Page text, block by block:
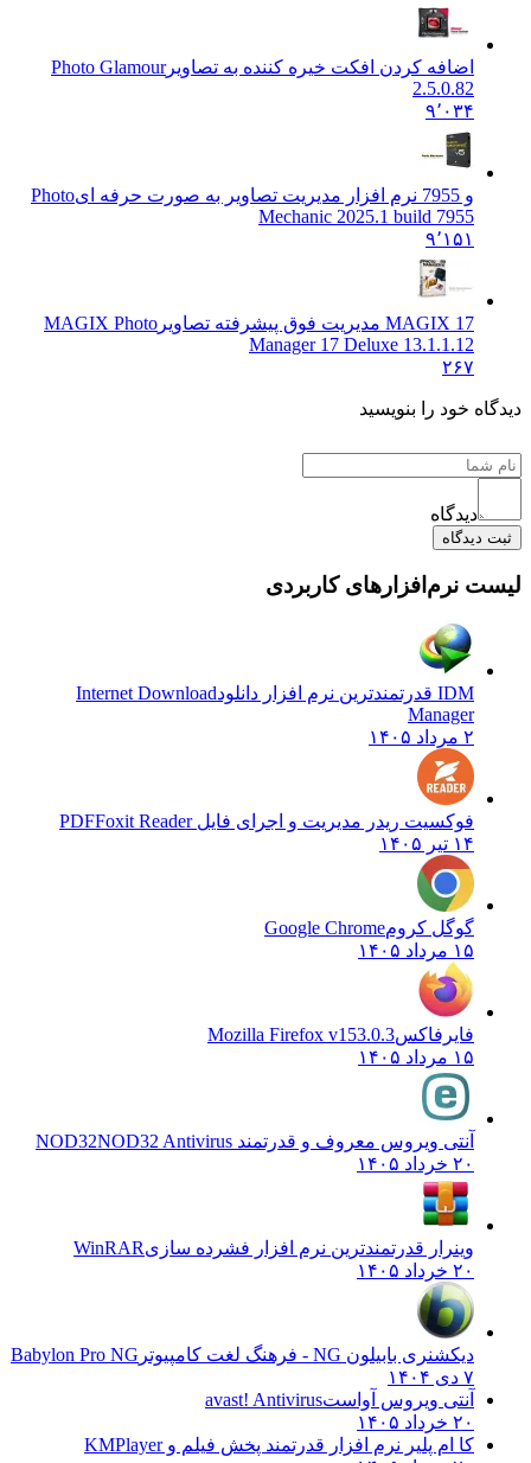
اضافه کردن افکت خیره کننده به تصاویرPhoto Glamour
2.5.0.82
۹٬۰۳۴
و 7955 نرم افزار مدیریت تصاویر به صورت حرفه ای
Photo
Mechanic 2025.1 build 7955
۹٬۱۵۱
MAGIX 17 مدیریت فوق پیشرفته تصاویر
MAGIX Photo
Manager 17 Deluxe 13.1.1.12
۲۶۷
دیدگاه خود را بنویسید
دیدگاه
ثبت دیدگاه
لیست نرم‌افزارهای کاربردی
IDM قدرتمندترین نرم افزار دانلود
Internet Download
Manager
۲ مرداد ۱۴۰۵
فوکسیت ریدر مدیریت و اجرای فایل PDFFoxit Reader
۱۴ تیر ۱۴۰۵
گوگل کرومGoogle Chrome
۱۵ مرداد ۱۴۰۵
فایرفاکسMozilla Firefox v153.0.3
۱۵ مرداد ۱۴۰۵
آنتی ویروس معروف و قدرتمند NOD32 NOD32 Antivirus
۲۰ خرداد ۱۴۰۵
وینرار قدرتمندترین نرم افزار فشرده سازیWinRAR
۲۰ خرداد ۱۴۰۵
دیکشنری بابیلون NG - فرهنگ لغت کامپیوتر
Babylon Pro NG
۷ دی ۱۴۰۴
آنتی ویروس آواستavast! Antivirus
۲۰ خرداد ۱۴۰۵
کا ام پلیر نرم افزار قدرتمند پخش فیلم وKMPlayer